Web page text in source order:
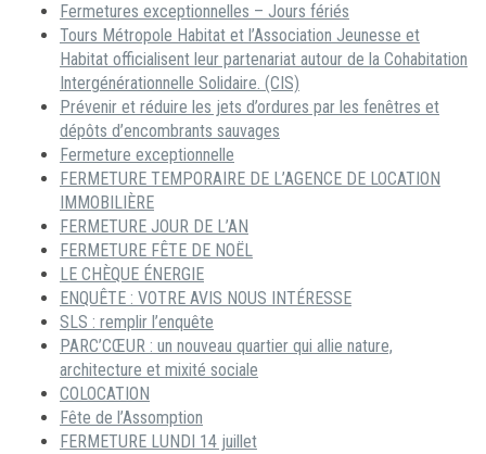
Fermetures exceptionnelles – Jours fériés
Tours Métropole Habitat et l’Association Jeunesse et
Habitat officialisent leur partenariat autour de la Cohabitation
Intergénérationnelle Solidaire. (CIS)
Prévenir et réduire les jets d’ordures par les fenêtres et
dépôts d’encombrants sauvages
Fermeture exceptionnelle
FERMETURE TEMPORAIRE DE L’AGENCE DE LOCATION
IMMOBILIÈRE
FERMETURE JOUR DE L’AN
FERMETURE FÊTE DE NOËL
LE CHÈQUE ÉNERGIE
ENQUÊTE : VOTRE AVIS NOUS INTÉRESSE
SLS : remplir l’enquête
PARC’CŒUR : un nouveau quartier qui allie nature,
architecture et mixité sociale
COLOCATION
Fête de l’Assomption
FERMETURE LUNDI 14 juillet